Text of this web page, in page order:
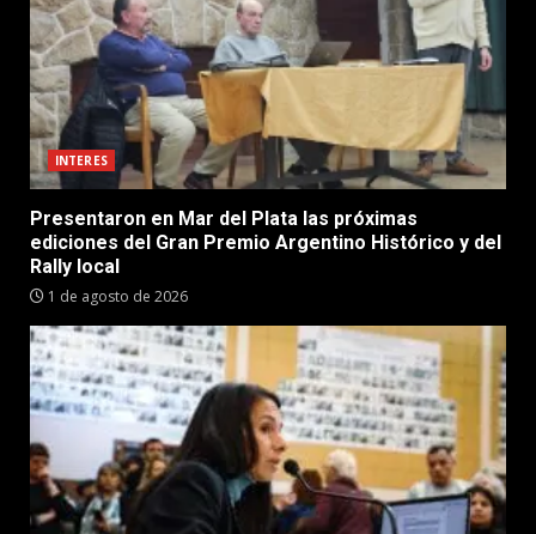
INTERES
Presentaron en Mar del Plata las próximas
ediciones del Gran Premio Argentino Histórico y del
Rally local
1 de agosto de 2026